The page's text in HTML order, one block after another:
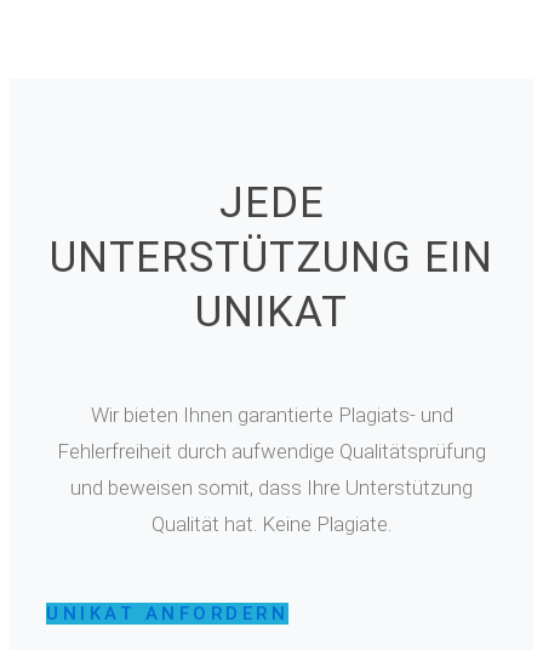
JEDE
UNTERSTÜTZUNG EIN
UNIKAT
Wir bieten Ihnen garantierte Plagiats- und
Fehlerfreiheit durch aufwendige Qualitätsprüfung
und beweisen somit, dass Ihre Unterstützung
Qualität hat. Keine Plagiate.
UNIKAT ANFORDERN